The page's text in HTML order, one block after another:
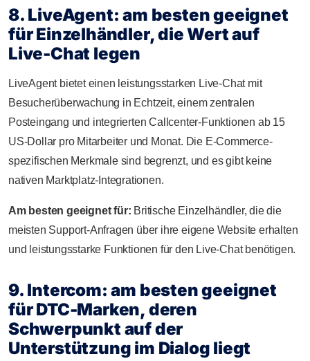
8. LiveAgent: am besten geeignet
für Einzelhändler, die Wert auf
Live-Chat legen
LiveAgent bietet einen leistungsstarken Live-Chat mit
Besucherüberwachung in Echtzeit, einem zentralen
Posteingang und integrierten Callcenter-Funktionen ab 15
US-Dollar pro Mitarbeiter und Monat. Die E-Commerce-
spezifischen Merkmale sind begrenzt, und es gibt keine
nativen Marktplatz-Integrationen.
Am besten geeignet für: Britische Einzelhändler, die die
meisten Support-Anfragen über ihre eigene Website erhalten
und leistungsstarke Funktionen für den Live-Chat benötigen.
9. Intercom: am besten geeignet
für DTC-Marken, deren
Schwerpunkt auf der
Unterstützung im Dialog liegt